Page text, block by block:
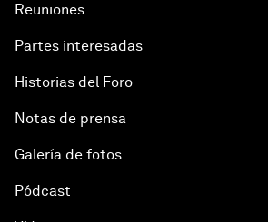
Reuniones
Partes interesadas
Historias del Foro
Notas de prensa
Galería de fotos
Pódcast